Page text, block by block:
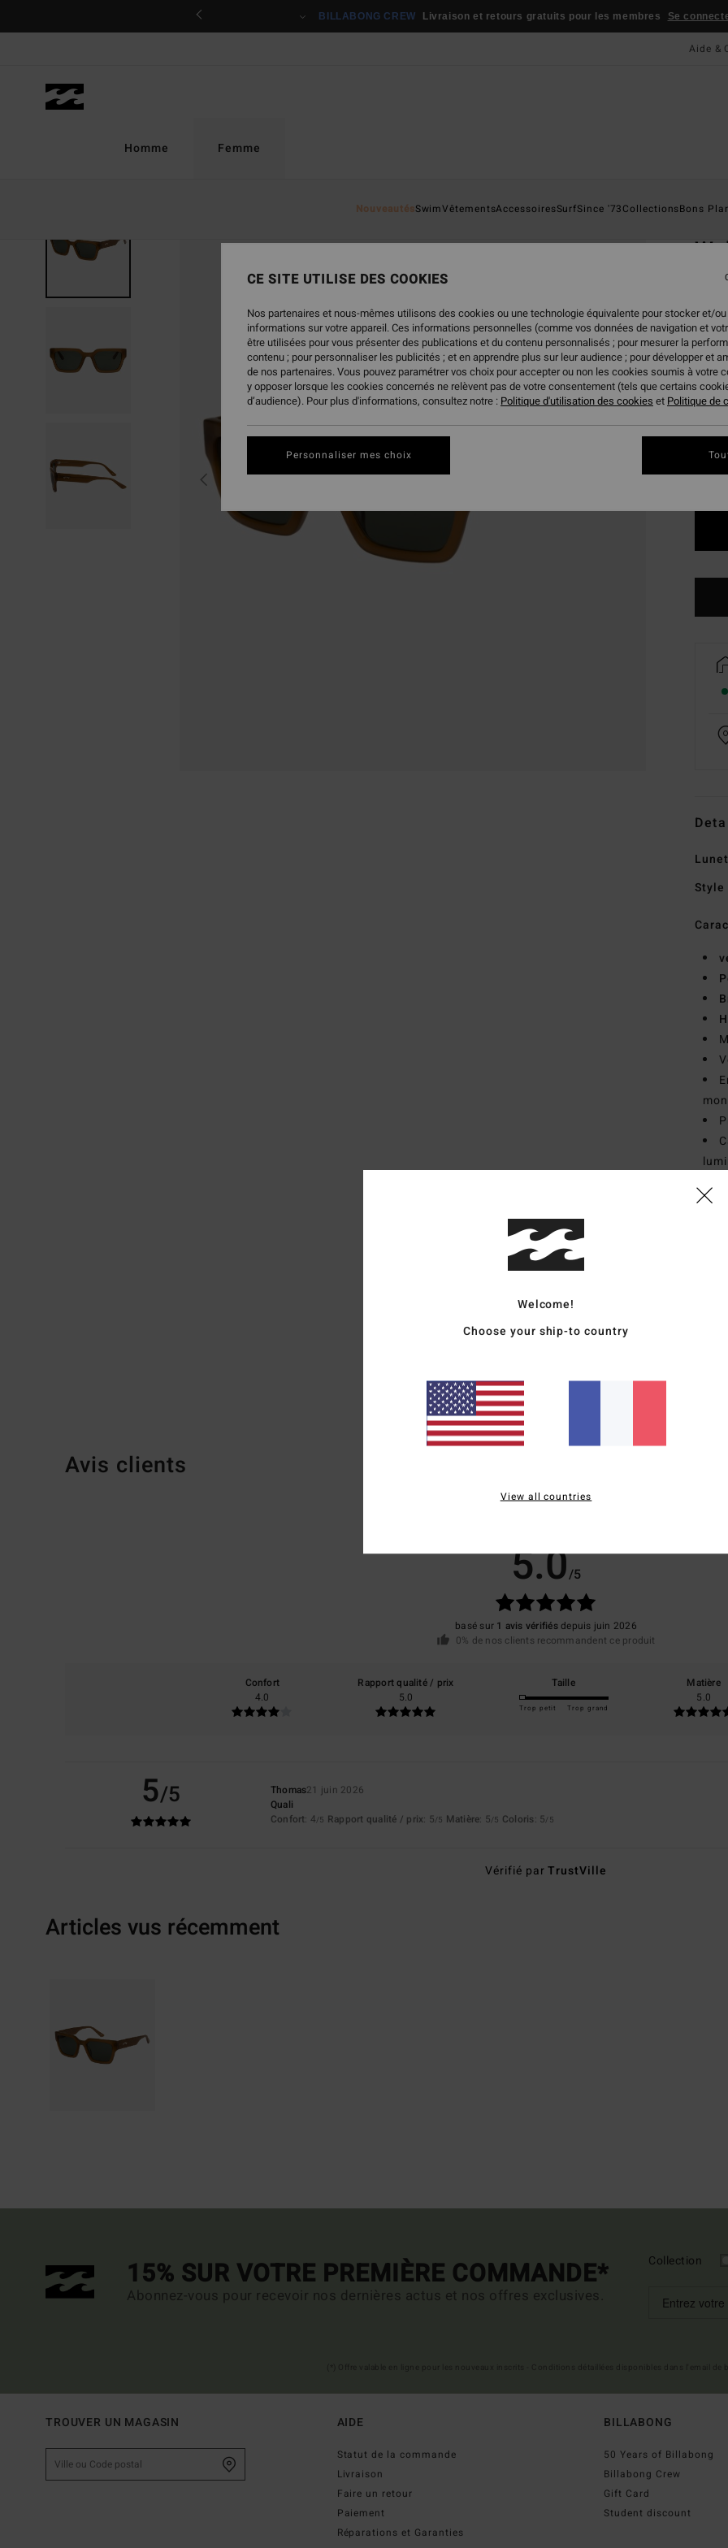
BILLABONG CREW Livraison et retours gratuits pour les membres Se
Aide &
Homme Femme
NouveautésSwimVêtementsAccessoiresSurfSince '73CollectionsBons
ECO-
Style
Avis clients
5.0/5
basé sur 1 avis vérifiésdepuis juin 2026
0% de nos clients recommandent ce produit
Confort
4.0
Rapport qualité / prix
5.0
Taille
Trop petit Trop grand
Matière
5.0
5/5 Thomas21 juin 2026
Quali
Confort: 4/5 Rapport qualité / prix: 5/5 Matière: 5/5 Coloris: 5/5
Vérifié parTrustVille
Articles vus récemment
15% SUR VOTRE PREMIÈRE COMMANDE*
Abonnez-vous pour recevoir nos dernières actus et nos offres exclusives.
Collection
TROUVER UN MAGASIN AIDE
Statut de la commande
Livraison
Faire un retour
Paiement
Réparations et Garanties
BILLABONG
50 Years of Billabong
Billabong Crew
Gift Card
Student discount
Welcome!
Choose your ship-to country
View all countries
CE SITE UTILISE DES COOKIES
Nos partenaires et nous-mêmes utilisons des cookies ou une technologie équivalente pour stocker et/
informations sur votre appareil. Ces informations personnelles (comme vos données de navigation et
être utilisées pour vous présenter des publications et du contenu personnalisés ; pour mesurer la
contenu ; pour personnaliser les publicités ; et en apprendre plus sur leur audience ; pour développer et
de nos partenaires. Vous pouvez paramétrer vos choix pour accepter ou non les cookies soumis à votre
y opposer lorsque les cookies concernés ne relèvent pas de votre consentement (tels que certains
d’audience). Pour plus d'informations, consultez notre : Politique d'utilisation des cookies et Politique de
Personnaliser mes choix